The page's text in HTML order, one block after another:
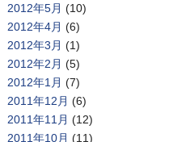
2012年5月 (10)
2012年4月 (6)
2012年3月 (1)
2012年2月 (5)
2012年1月 (7)
2011年12月 (6)
2011年11月 (12)
2011年10月 (11)